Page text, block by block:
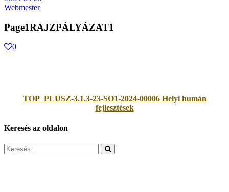
Webmester
Page1RAJZPÁLYÁZAT1
0
TOP_PLUSZ-3.1.3-23-SO1-2024-00006 Helyi humán
fejlesztések
Keresés az oldalon
Search
for: